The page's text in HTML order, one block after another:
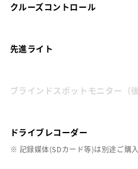
クルーズコントロール
先進ライト
ブラインドスポットモニター（
ドライブレコーダー
※ 記録媒体(SDカード等)は別途ご購